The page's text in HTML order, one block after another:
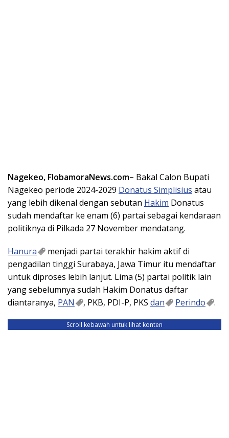
Nagekeo, FlobamoraNews.com– Bakal Calon Bupati
Nagekeo periode 2024-2029 Donatus Simplisius atau
yang lebih dikenal dengan sebutan Hakim Donatus
sudah mendaftar ke enam (6) partai sebagai kendaraan
politiknya di Pilkada 27 November mendatang.
Hanura
menjadi partai terakhir hakim aktif di
pengadilan tinggi Surabaya, Jawa Timur itu mendaftar
untuk diproses lebih lanjut. Lima (5) partai politik lain
yang sebelumnya sudah Hakim Donatus daftar
diantaranya, PAN , PKB, PDI-P, PKS dan Perindo .
Scroll kebawah untuk lihat konten